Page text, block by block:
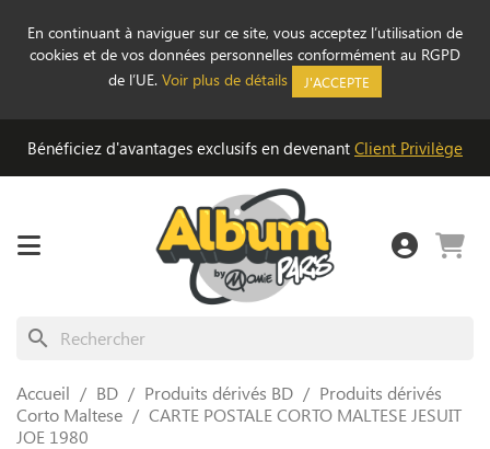
En continuant à naviguer sur ce site, vous acceptez l’utilisation de
cookies et de vos données personnelles conformément au RGPD
de l’UE. Voir plus de détails J'ACCEPTE
Bénéficiez d'avantages exclusifs en devenant Client Privilège
search
Accueil BD Produits dérivés BD
Produits dérivés
Corto Maltese
CARTE POSTALE CORTO MALTESE JESUIT
JOE 1980